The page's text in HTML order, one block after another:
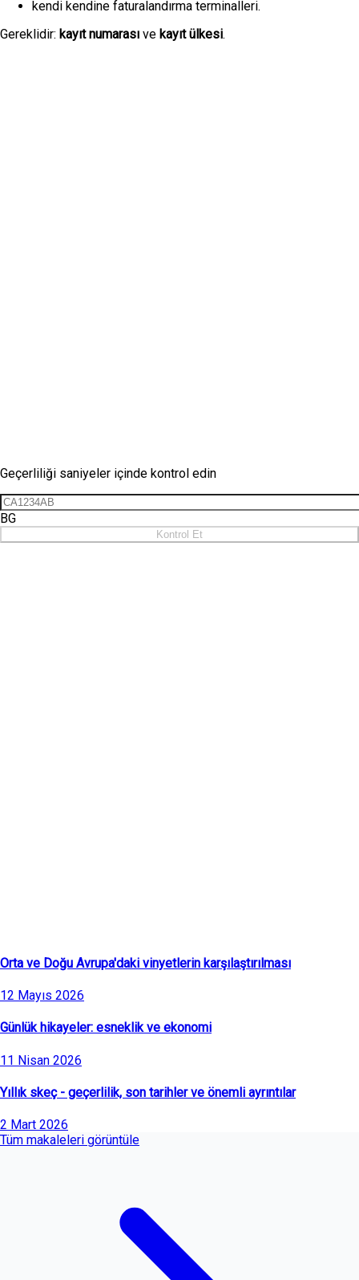
kendi kendine faturalandırma terminalleri.
Gereklidir: kayıt numarası ve kayıt ülkesi.
Geçerliliği saniyeler içinde kontrol edin
BG
Kontrol Et
Orta ve Doğu Avrupa'daki vinyetlerin karşılaştırılması
12 Mayıs 2026
Günlük hikayeler: esneklik ve ekonomi
11 Nisan 2026
Yıllık skeç - geçerlilik, son tarihler ve önemli ayrıntılar
2 Mart 2026
Tüm makaleleri görüntüle